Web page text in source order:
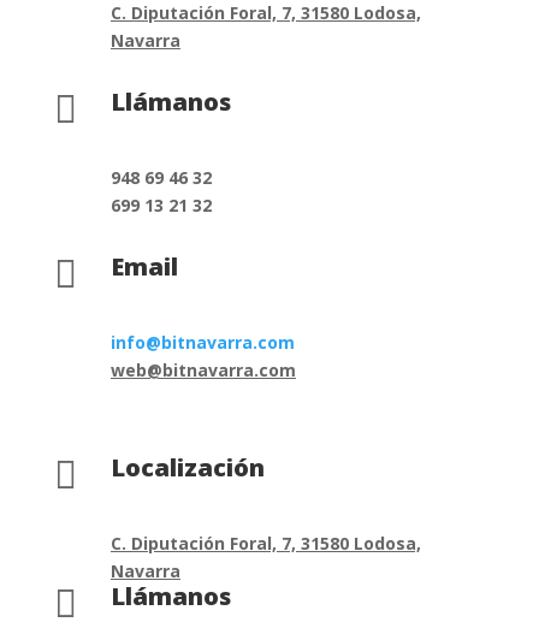
C. Diputación Foral, 7, 31580 Lodosa,
Navarra
 Llámanos
948 69 46 32
699 13 21 32
 Email
info@bitnavarra.com
web@bitnavarra.com
 Localización
C. Diputación Foral, 7, 31580 Lodosa,
Navarra
 Llámanos